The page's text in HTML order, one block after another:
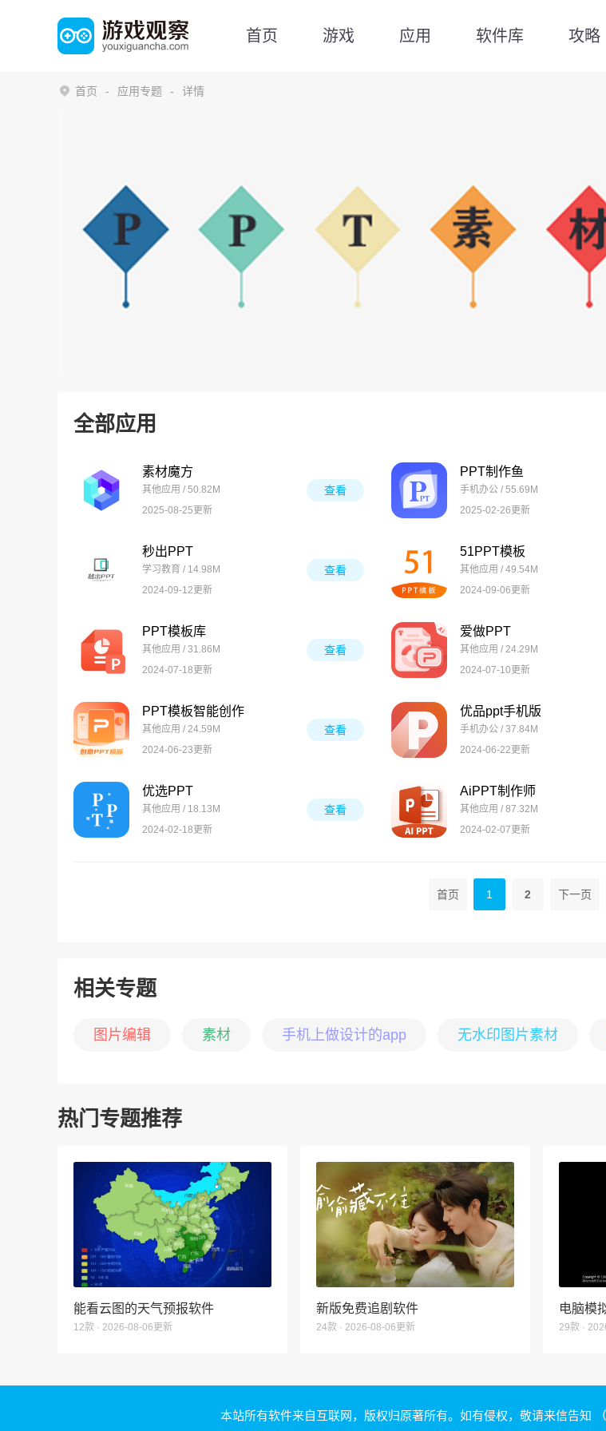
首页 游戏 应用 软件库 攻略
首页 应用专题 详情
全部应用
素材魔方
其他应用 / 50.82M
2025-08-25更新
查看
PPT制作鱼
手机办公 / 55.69M
2025-02-26更新
秒出PPT
学习教育 / 14.98M
2024-09-12更新
查看
51PPT模板
其他应用 / 49.54M
2024-09-06更新
PPT模板库
其他应用 / 31.86M
2024-07-18更新
查看
爱做PPT
其他应用 / 24.29M
2024-07-10更新
PPT模板智能创作
其他应用 / 24.59M
2024-06-23更新
查看
优品ppt手机版
手机办公 / 37.84M
2024-06-22更新
优选PPT
其他应用 / 18.13M
2024-02-18更新
查看
AiPPT制作师
其他应用 / 87.32M
2024-02-07更新
首页 1 2 下一页
相关专题
图片编辑 素材 手机上做设计的app 无水印图片素材
热门专题推荐
能看云图的天气预报软件
12款 · 2026-08-06更新
新版免费追剧软件
24款 · 2026-08-06更新
电脑模
29款 ·
本站所有软件来自互联网，版权归原著所有。如有侵权，敬请来信告知